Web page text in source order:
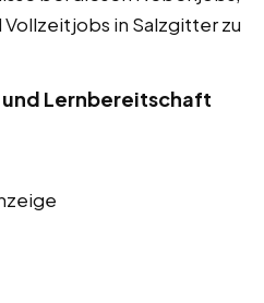
Vollzeitjobs in Salzgitter zu
Lernbereitschaft